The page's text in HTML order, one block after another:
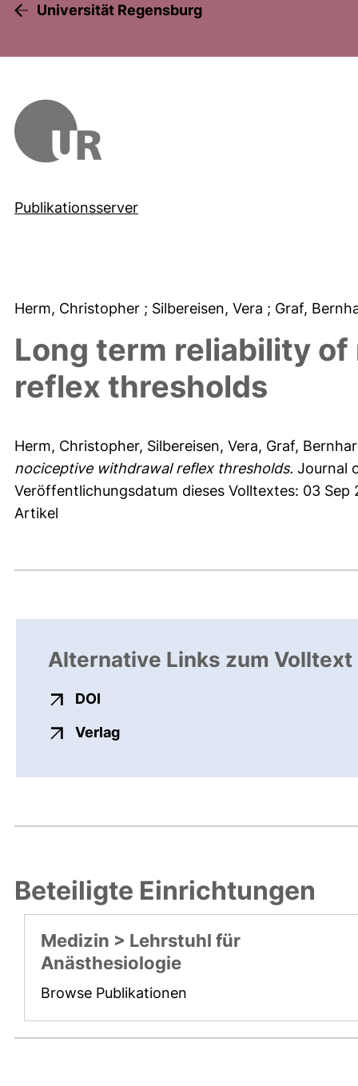
Universität Regensburg
Publikationsserver
Herm, Christopher ; Silbereisen, Vera ; Graf,
Long term reliability
reflex thresholds
Herm, Christopher, Silbereisen, Vera, Graf,
nociceptive withdrawal reflex thresholds. Journal
Veröffentlichungsdatum dieses Volltextes: 03 Sep
Artikel
Alternative Links zum Volltext
DOI
Verlagexterner Link, öffnet neues
Beteiligte Einrichtungen
Medizin > Lehrstuhl für
Anästhesiologie
Browse Publikationen